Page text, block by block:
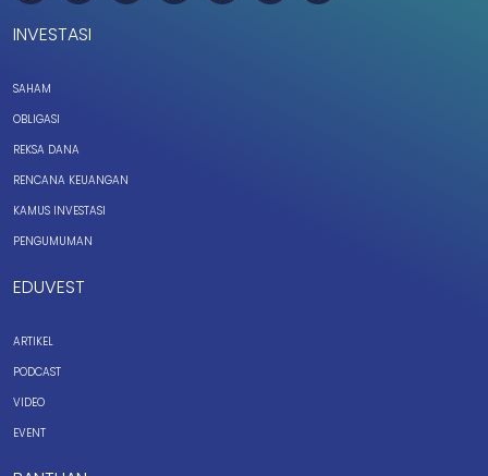
INVESTASI
SAHAM
OBLIGASI
REKSA DANA
RENCANA KEUANGAN
KAMUS INVESTASI
PENGUMUMAN
EDUVEST
ARTIKEL
PODCAST
VIDEO
EVENT